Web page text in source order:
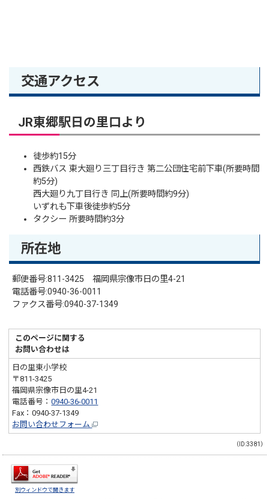
交通アクセス
JR東郷駅日の里口より
徒歩約15分
西鉄バス 東大廻り三丁目行き 第二公団住宅前下車(所要時間
約5分)
西大廻り九丁目行き 同上(所要時間約9分)
いずれも下車後徒歩約5分
タクシー 所要時間約3分
所在地
郵便番号:811-3425 福岡県宗像市日の里4-21
電話番号:0940-36-0011
ファクス番号:0940-37-1349
このページに関する
お問い合わせは
日の里東小学校
〒811-3425
福岡県宗像市日の里4-21
電話番号：0940-36-0011
Fax：0940-37-1349
お問い合わせフォーム
（ID:3381）
別ウィンドウで開きます